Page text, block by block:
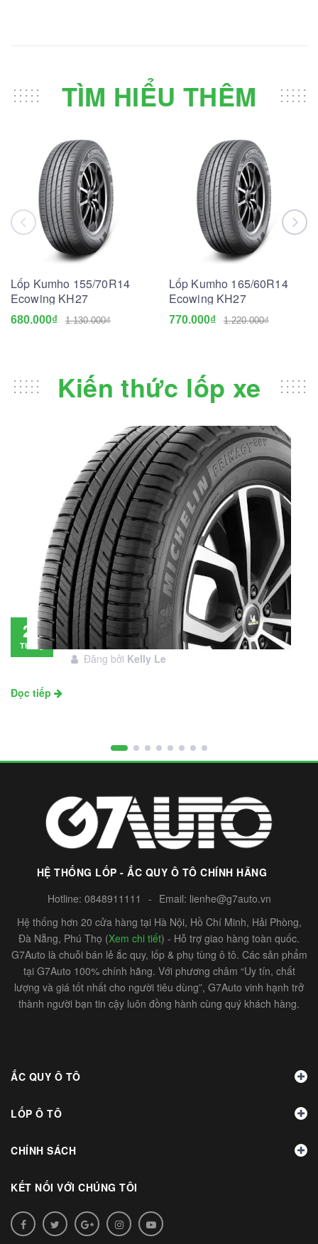
TÌM HIỂU THÊM
Lốp Kumho 155/70R14
Ecowing KH27
680.000₫ 1.130.000₫
Lốp Kumho 165/60R14
Ecowing KH27
770.000₫ 1.220.000₫
Kiến thức lốp xe
28
Tháng
Đánh giá lốp Michelin Primacy SUV: Đáng
đầu tư không?
Đăng bởi Kelly Le
Đọc tiếp
HỆ THỐNG LỐP - ẮC QUY Ô TÔ CHÍNH HÃNG
Hotline: 0848911111 - Email: lienhe@g7auto.vn
Hệ thống hơn 20 cửa hàng tại Hà Nội, Hồ Chí Minh, Hải Phòng,
Đà Nẵng, Phú Thọ (Xem chi tiết) - Hỗ trợ giao hàng toàn quốc.
G7Auto là chuỗi bán lẻ ắc quy, lốp & phụ tùng ô tô. Các sản phẩm
tại G7Auto 100% chính hãng. Với phương châm “Uy tín, chất
lượng và giá tốt nhất cho người tiêu dùng”, G7Auto vinh hạnh trở
thành người bạn tin cậy luôn đồng hành cùng quý khách hàng.
ẮC QUY Ô TÔ
LỐP Ô TÔ
CHÍNH SÁCH
KẾT NỐI VỚI CHÚNG TÔI